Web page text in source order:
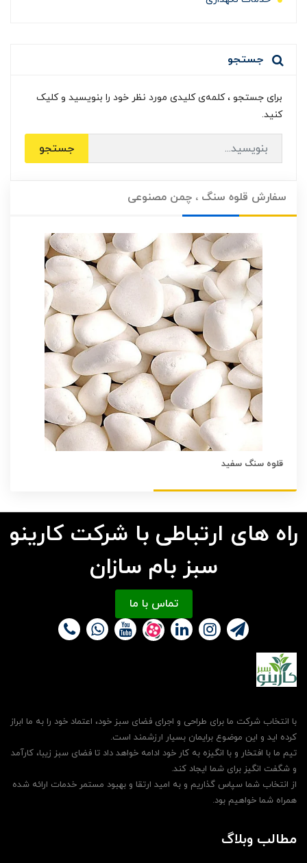
جستجو
برای جستجو ، کلمه‌ی کلیدی مورد نظر خود را بنویسید و کلیک
کنید.
جستجو
سفارش قلوه سنگ ، چمن مصنوعی
قلوه سنگ سفید
راه های ارتباطی با شرکت کارینو
سبز بام سازان
تماس با ما
با انتخاب شرکت ما برای طراحی و اجرای فضای سبز خود، اعتماد خود را به ما ابراز
کرده اید و این موضوع برایمان بسیار ارزشمند است.
تیم ما با افتخار و با انگیزه به کار خود ادامه خواهد داد تا فضای سبز زیبا، کارآمد
و شگفت انگیز برای شما ایجاد کند.
از انتخاب شما سپاس گذاریم و به امید ارتقا و بهبود مستمر خدمات ارائه شده
همراه شما خواهیم بود.
مطالب وبلاگ